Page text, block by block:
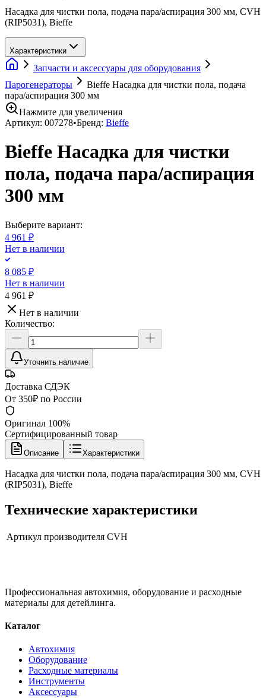
Насадка для чистки пола, подача пара/аспирация 300 мм, CVH
(RIP5031), Bieffe
Характеристики
Запчасти и аксессуары для оборудования
Парогенераторы
Bieffe Насадка для чистки пола, подача
пара/аспирация 300 мм
Нажмите для увеличения
Артикул: 007278•Бренд: Bieffe
Bieffe Насадка для чистки
пола, подача пара/аспирация
300 мм
Выберите вариант:
4 961 ₽
Нет в наличии
8 085 ₽
Нет в наличии
4 961 ₽
Нет в наличии
Количество:
Уточнить наличие
Доставка СДЭК
От 350₽ по России
Оригинал 100%
Сертифицированный товар
Описание Характеристики
Насадка для чистки пола, подача пара/аспирация 300 мм, CVH
(RIP5031), Bieffe
Технические характеристики
Артикул производителя CVH
Профессиональная автохимия, оборудование и расходные
материалы для детейлинга.
Каталог
Автохимия
Оборудование
Расходные материалы
Инструменты
Аксессуары